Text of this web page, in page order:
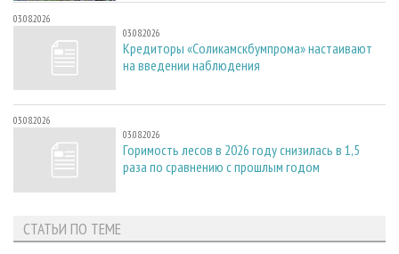
03.08.2026
03.08.2026
Кредиторы «Соликамскбумпрома» настаивают
на введении наблюдения
03.08.2026
03.08.2026
Горимость лесов в 2026 году снизилась в 1,5
раза по сравнению с прошлым годом
СТАТЬИ ПО ТЕМЕ